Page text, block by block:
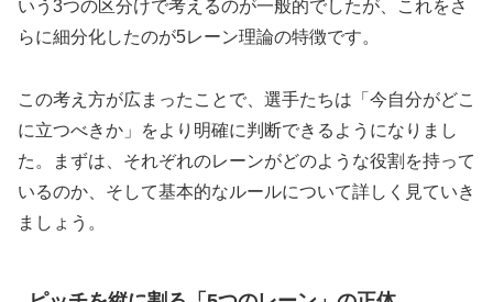
いう3つの区分けで考えるのが一般的でしたが、これをさ
らに細分化したのが5レーン理論の特徴です。
この考え方が広まったことで、選手たちは「今自分がどこ
に立つべきか」をより明確に判断できるようになりまし
た。まずは、それぞれのレーンがどのような役割を持って
いるのか、そして基本的なルールについて詳しく見ていき
ましょう。